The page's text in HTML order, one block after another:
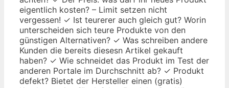
eigentlich kosten? – Limit setzen nicht
vergessen! ✓ Ist teurerer auch gleich gut? Worin
unterscheiden sich teure Produkte von den
günstigen Alternativen? ✓ Was schreiben andere
Kunden die bereits diesesn Artikel gekauft
haben? ✓ Wie schneidet das Produkt im Test der
anderen Portale im Durchschnitt ab? ✓ Produkt
defekt? Bietet der Hersteller einen (gratis)